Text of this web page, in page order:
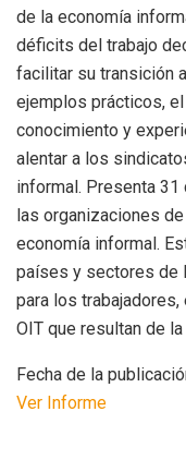
de la economía
déficits del trabajo
facilitar su transición
ejemplos prácticos,
conocimiento y
alentar a los
informal. Presenta
las organizaciones
economía informal.
países y sectores de
para los
OIT que resultan de
Fecha de la
Ver Informe